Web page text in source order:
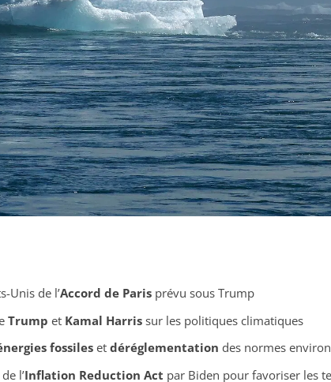
Unis de l’Accord de Parisprévu sous Trump
Trump et Kamal Harrissur les politiques climatiques
fossileset déréglementation des normes
l’Inflation Reduction Act par Biden pour favoriser les